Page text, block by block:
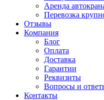
Аренда
Перевозка
Отзывы
Компания
Блог
Оплата
Доставка
Гарантии
Реквизиты
Вопросы и
Контакты